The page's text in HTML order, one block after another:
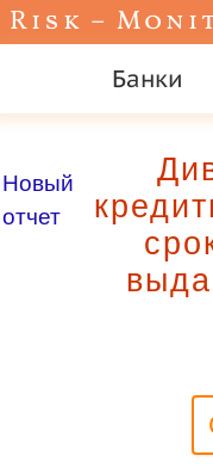
Risk –
Банки
Новый
отчет